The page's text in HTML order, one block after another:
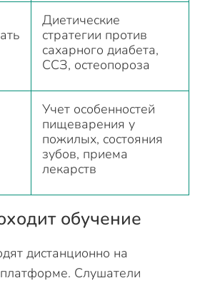
Диетические
стратегии против
сахарного диабета,
ССЗ, остеопороза
Учет особенностей
пищеварения у
пожилых, состояния
зубов, приема
лекарств
обучение
дистанционно на
Слушатели